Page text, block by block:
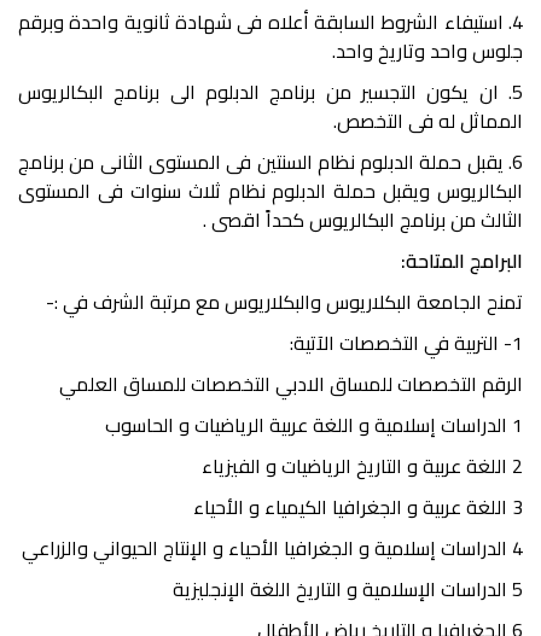
4. استيفاء الشروط السابقة أعلاه فى شهادة ثانوية واحدة وبرقم
جلوس واحد وتاريخ واحد.
5. ان يكون التجسير من برنامج الدبلوم الى برنامج البكالريوس
المماثل له فى التخصص.
6. يقبل حملة الدبلوم نظام السنتين فى المستوى الثانى من برنامج
البكالريوس ويقبل حملة الدبلوم نظام ثلاث سنوات فى المستوى
الثالث من برنامج البكالريوس كحداً اقصى .
البرامج المتاحة:
تمنح الجامعة البكلاريوس والبكلاريوس مع مرتبة الشرف في :-
1- التربية في التخصصات الآتية:
الرقم التخصصات للمساق الادبي التخصصات للمساق العلمي
1 الدراسات إسلامية و اللغة عربية الرياضيات و الحاسوب
2 اللغة عربية و التاريخ الرياضيات و الفيزياء
3 اللغة عربية و الجغرافيا الكيمياء و الأحياء
4 الدراسات إسلامية و الجغرافيا الأحياء و الإنتاج الحيواني والزراعي
5 الدراسات الإسلامية و التاريخ اللغة الإنجليزية